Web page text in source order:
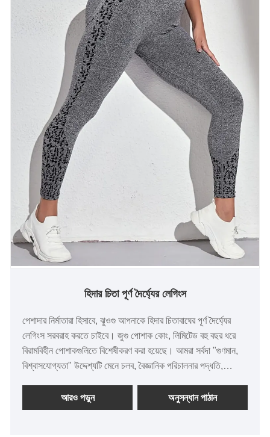
হিদার চিতা পূর্ণ দৈর্ঘ্যের লেগিংস
পেশাদার নির্মাতারা হিসাবে, ঝুওগু আপনাকে হিদার চিতাবাঘের পূর্ণ দৈর্ঘ্যের
লেগিংস সরবরাহ করতে চাইবে। জুগু পোশাক কোং, লিমিটেড বহু বছর ধরে
বিরামবিহীন পোশাকগুলিতে বিশেষীকরণ করা হয়েছে। আমরা সর্বদা "গুণমান,
বিশ্বাসযোগ্যতা" উদ্দেশ্যটি মেনে চলব, বৈজ্ঞানিক পরিচালনার পদ্ধতি,
সাথে খাপ খাইয়ে, ব্যাপক বিকাশ, সর্বস্তরের বন্ধুদের স্বাগত জানানো,
গাইডেন্স এবং ব্যবসায়িক আলোচনার জন্য স্বাগত জানায়।
আরও পড়ুন অনুসন্ধান পাঠান